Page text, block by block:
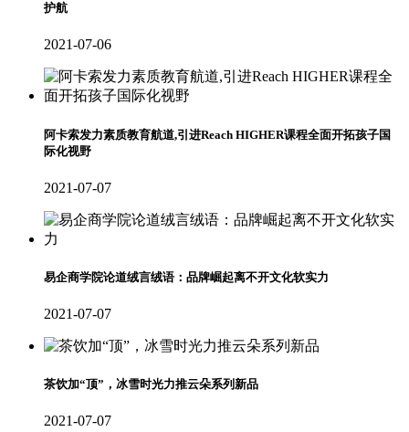
护航
2021-07-06
阿卡索发力素质教育航道,引进Reach HIGHER课程全面开拓孩子国
际化视野
2021-07-07
易企商学院论道绒言绒语：品牌崛起离不开文化软实力
2021-07-07
茶饮加“顶”，冰雪时光力推云朵系列新品
2021-07-07